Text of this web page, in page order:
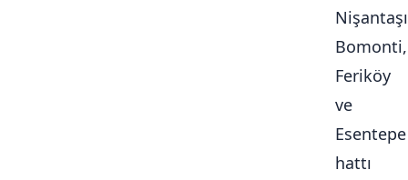
Bomonti,
Feriköy
ve
Esentepe
hattı